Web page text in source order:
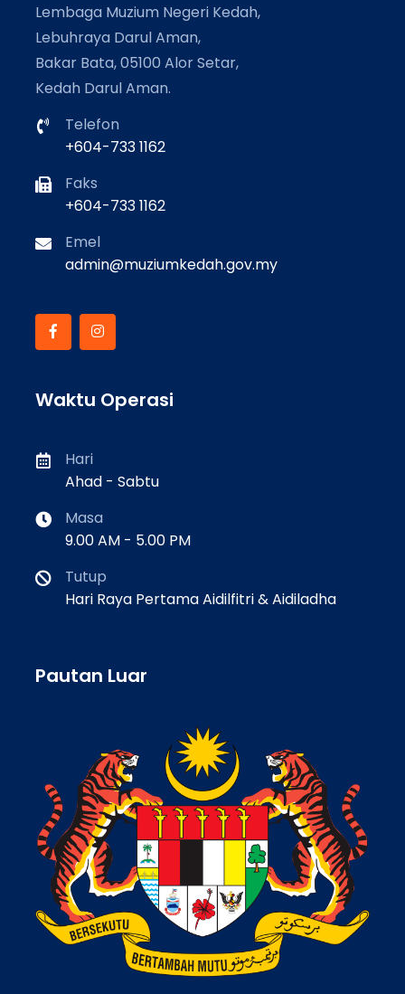
Lembaga Muzium Negeri Kedah,
Lebuhraya Darul Aman,
Bakar Bata, 05100 Alor Setar,
Kedah Darul Aman.
Telefon
+604-733 1162
Faks
+604-733 1162
Emel
admin@muziumkedah.gov.my
Waktu Operasi
Hari
Ahad - Sabtu
Masa
9.00 AM - 5.00 PM
Tutup
Hari Raya Pertama Aidilfitri & Aidiladha
Pautan Luar